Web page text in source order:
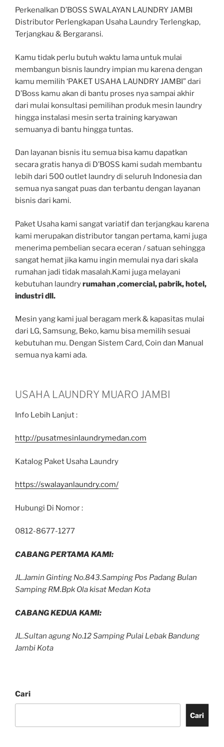
Perkenalkan D’BOSS SWALAYAN LAUNDRY JAMBI
Distributor Perlengkapan Usaha Laundry Terlengkap,
Terjangkau & Bergaransi.
Kamu tidak perlu butuh waktu lama untuk mulai
membangun bisnis laundry impian mu karena dengan
kamu memilih ‘PAKET USAHA LAUNDRY JAMBI” dari
D’Boss kamu akan di bantu proses nya sampai akhir
dari mulai konsultasi pemilihan produk mesin laundry
hingga instalasi mesin serta training karyawan
semuanya di bantu hingga tuntas.
Dan layanan bisnis itu semua bisa kamu dapatkan
secara gratis hanya di D’BOSS kami sudah membantu
lebih dari 500 outlet laundry di seluruh Indonesia dan
semua nya sangat puas dan terbantu dengan layanan
bisnis dari kami.
Paket Usaha kami sangat variatif dan terjangkau karena
kami merupakan distributor tangan pertama, kami juga
menerima pembelian secara eceran / satuan sehingga
sangat hemat jika kamu ingin memulai nya dari skala
rumahan jadi tidak masalah.Kami juga melayani
kebutuhan laundryrumahan ,comercial, pabrik, hotel,
industri dll.
Mesin yang kami jual beragam merk & kapasitas mulai
dari LG, Samsung, Beko, kamu bisa memilih sesuai
kebutuhan mu. Dengan Sistem Card, Coin dan Manual
semua nya kami ada.
USAHA LAUNDRY MUARO JAMBI
Info Lebih Lanjut :
http://pusatmesinlaundrymedan.com
Katalog Paket Usaha Laundry
https://swalayanlaundry.com/
Hubungi Di Nomor :
0812-8677-1277
CABANG PERTAMA KAMI:
JL.Jamin Ginting No.843.Samping Pos Padang Bulan
Samping RM.Bpk Ola kisat Medan Kota
CABANG KEDUA KAMI:
JL.Sultan agung No.12 Samping Pulai Lebak Bandung
Jambi Kota
Cari
Cari